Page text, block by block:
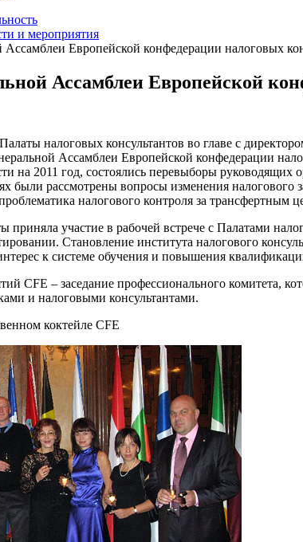
и мероприятия
Ассамблеи Европейской конфедерации налоговых
Ассамблеи Европейской
налоговых консультантов во главе с
Ассамблеи Европейской конфедерации
на 2011 год, состоялись перевыборы
были рассмотрены вопросы изменения
налогового контроля за трансфертным
приняла участие в рабочей встрече с Палатами
Становление института налогового
к системе обучения и повышения
CFE – заседание профессионального комитета,
и налоговыми консультантами.
коктейле CFE